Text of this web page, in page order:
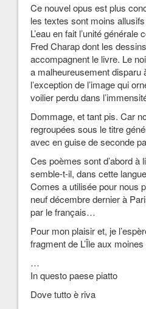
Ce nouvel opus est plus
les textes sont moins
L’eau en fait l’unité générale
Fred Charap dont les
accompagnent le livre. Le
a malheureusement disparu
l’exception de l’image qui
voilier perdu dans
Dommage, et tant pis. Car
regroupées sous le titre
avec en guise de seconde
Ces poèmes sont d’abord à
semble-t-il, dans cette
Comes a utilisée pour nous
neuf décembre dernier à
par le français…
Pour mon plaisir et, je
fragment de L’Île aux moines
…
In questo paese piatto
Dove tutto è riva